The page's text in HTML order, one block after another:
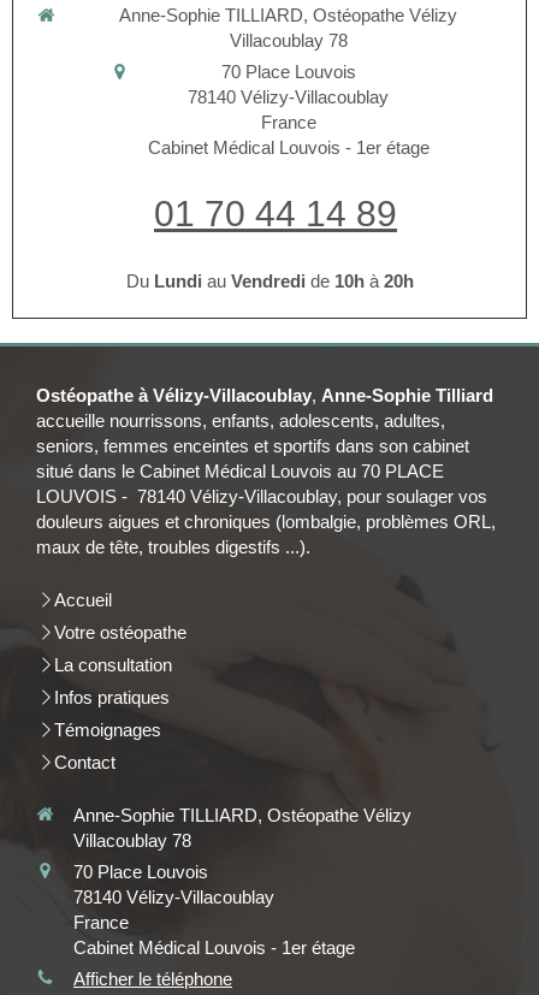
Anne-Sophie TILLIARD, Ostéopathe Vélizy
Villacoublay 78
70 Place Louvois
78140 Vélizy-Villacoublay
France
Cabinet Médical Louvois - 1er étage
01 70 44 14 89
Du Lundi au Vendredi de 10hà 20h
Ostéopathe à Vélizy-Villacoublay, Anne-Sophie Tilliard
accueille nourrissons, enfants, adolescents, adultes,
seniors, femmes enceintes et sportifs dans son cabinet
situé dans le Cabinet Médical Louvois au 70 PLACE
LOUVOIS - 78140 Vélizy-Villacoublay, pour soulager vos
douleurs aigues et chroniques (lombalgie, problèmes ORL,
maux de tête, troubles digestifs ...).
Accueil
Votre ostéopathe
La consultation
Infos pratiques
Témoignages
Contact
Anne-Sophie TILLIARD, Ostéopathe Vélizy
Villacoublay 78
70 Place Louvois
78140 Vélizy-Villacoublay
France
Cabinet Médical Louvois - 1er étage
Afficher le téléphone